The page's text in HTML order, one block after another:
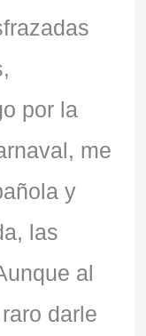
por la
me
y
las
al
darle